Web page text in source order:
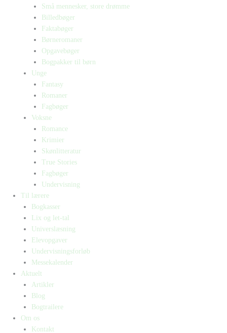
Små mennesker, store drømme
Billedbøger
Faktabøger
Børneromaner
Opgavebøger
Bogpakker til børn
Unge
Fantasy
Romaner
Fagbøger
Voksne
Romance
Krimier
Skønlitteratur
True Stories
Fagbøger
Undervisning
Til lærere
Bogkasser
Lix og let-tal
Universlæsning
Elevopgaver
Undervisningsforløb
Messekalender
Aktuelt
Artikler
Blog
Bogtrailere
Om os
Kontakt